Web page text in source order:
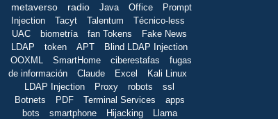
metaverso
radio Java Office
Prompt
Injection
Tacyt Talentum
Técnico-less
UAC
biometría fan Tokens
Fake News
LDAP
token APT
Blind LDAP Injection
OOXML
SmartHome ciberestafas
fugas
de información
Claude Excel
Kali Linux
LDAP Injection
Proxy robots
ssl
Botnets
PDF Terminal Services
apps
bots
smartphone Hijacking
Llama